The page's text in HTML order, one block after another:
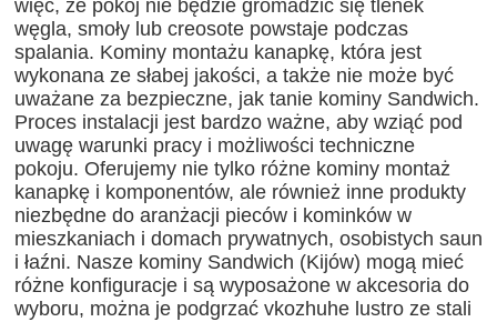
więc, że pokój nie będzie gromadzić się tlenek
węgla, smoły lub creosote powstaje podczas
spalania. Kominy montażu kanapkę, która jest
wykonana ze słabej jakości, a także nie może być
uważane za bezpieczne, jak tanie kominy Sandwich.
Proces instalacji jest bardzo ważne, aby wziąć pod
uwagę warunki pracy i możliwości techniczne
pokoju. Oferujemy nie tylko różne kominy montaż
kanapkę i komponentów, ale również inne produkty
niezbędne do aranżacji pieców i kominków w
mieszkaniach i domach prywatnych, osobistych saun
i łaźni. Nasze kominy Sandwich (Kijów) mogą mieć
różne konfiguracje i są wyposażone w akcesoria do
wyboru, można je podgrzać vkozhuhe lustro ze stali